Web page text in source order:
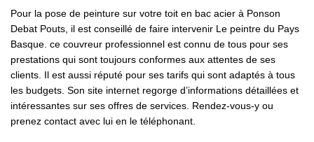
Pour la pose de peinture sur votre toit en bac acier à Ponson
Debat Pouts, il est conseillé de faire intervenir Le peintre du Pays
Basque. ce couvreur professionnel est connu de tous pour ses
prestations qui sont toujours conformes aux attentes de ses
clients. Il est aussi réputé pour ses tarifs qui sont adaptés à tous
les budgets. Son site internet regorge d’informations détaillées et
intéressantes sur ses offres de services. Rendez-vous-y ou
prenez contact avec lui en le téléphonant.